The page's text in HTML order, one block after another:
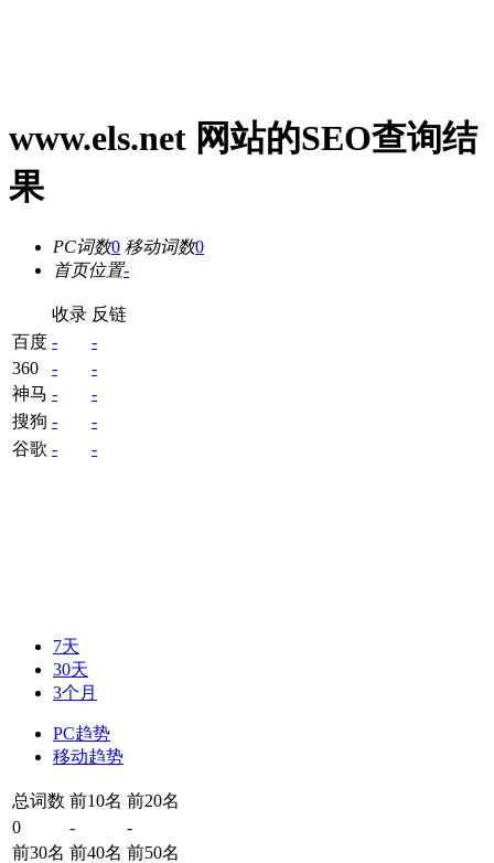
www.els.net 网站的SEO查询结
果
PC词数0 移动词数0
首页位置-
收录 反链
百度 -
-
360
-
-
神马 -
-
搜狗 -
-
谷歌 - -
7天
30天
3个月
PC趋势
移动趋势
总词数 前10名 前20名
0
-
-
前30名 前40名 前50名